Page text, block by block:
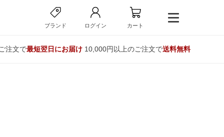
ブランド ログイン カート
注文で最短翌日にお届け10,000円以上のご注文で送料無料